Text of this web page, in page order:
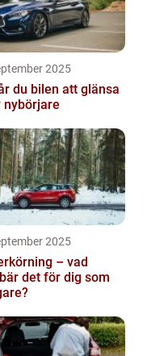
2025
du bilen att glänsa
nybörjare
2025
– vad
det för dig som